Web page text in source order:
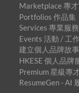
Marketplace 專
Portfolios 作品集
Services 專業服務
Events 活動 / 工
建立個人品牌故事
HKESE 個人品牌
Premium 星級專
ResumeGen - AI